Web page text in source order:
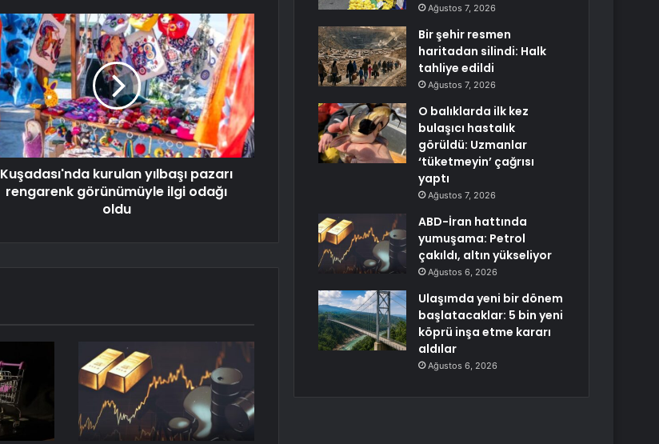
Kuşadası'nda kurulan yılbaşı pazarı
rengarenk görünümüyle ilgi odağı
oldu
Ağustos 7, 2026
Bir şehir resmen
haritadan silindi: Halk
tahliye edildi
Ağustos 7, 2026
O balıklarda ilk kez
bulaşıcı hastalık
görüldü: Uzmanlar
‘tüketmeyin’ çağrısı
yaptı
Ağustos 7, 2026
ABD-İran hattında
yumuşama: Petrol
çakıldı, altın yükseliyor
Ağustos 6, 2026
Ulaşımda yeni bir dönem
başlatacaklar: 5 bin yeni
köprü inşa etme kararı
aldılar
Ağustos 6, 2026